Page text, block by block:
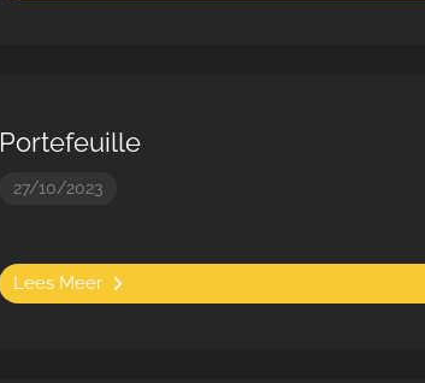
Portefeuille
27/10/2023
Lees Meer